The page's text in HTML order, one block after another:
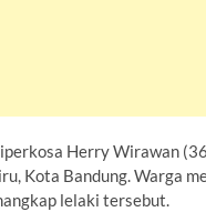
Herry Wirawan
Kota Bandung. Warga
lelaki tersebut.